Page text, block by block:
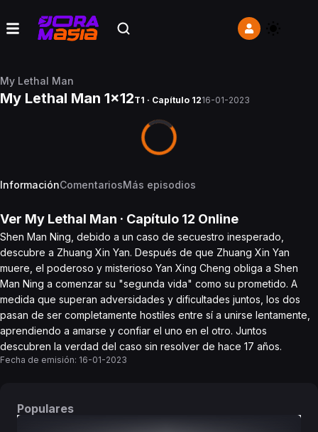
My Lethal Man
My Lethal Man 1x12T1 · Capítulo 1216-01-2023
InformaciónComentariosMás episodios
Ver My Lethal Man · Capítulo 12 Online
Shen Man Ning, debido a un caso de secuestro inesperado,
descubre a Zhuang Xin Yan. Después de que Zhuang Xin Yan
muere, el poderoso y misterioso Yan Xing Cheng obliga a Shen
Man Ning a comenzar su "segunda vida" como su prometido. A
medida que superan adversidades y dificultades juntos, los dos
pasan de ser completamente hostiles entre sí a unirse lentamente,
aprendiendo a amarse y confiar el uno en el otro. Juntos
descubren la verdad del caso sin resolver de hace 17 años.
Fecha de emisión: 16-01-2023
Populares